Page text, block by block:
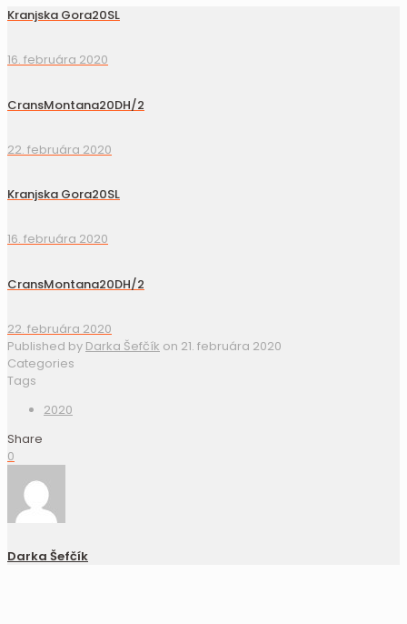
Kranjska Gora20SL
16. februára 2020
CransMontana20DH/2
22. februára 2020
Kranjska Gora20SL
16. februára 2020
CransMontana20DH/2
22. februára 2020
Published by Darka Šefčík on 21. februára 2020
Categories
Tags
2020
Share
0
Darka Šefčík